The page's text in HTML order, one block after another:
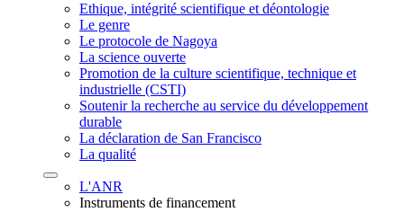
Ethique, intégrité scientifique et déontologie
Le genre
Le protocole de Nagoya
La science ouverte
Promotion de la culture scientifique, technique et
industrielle (CSTI)
Soutenir la recherche au service du développement
durable
La déclaration de San Francisco
La qualité
L'ANR
Instruments de financement